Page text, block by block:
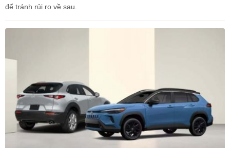
để tránh rủi ro về sau.